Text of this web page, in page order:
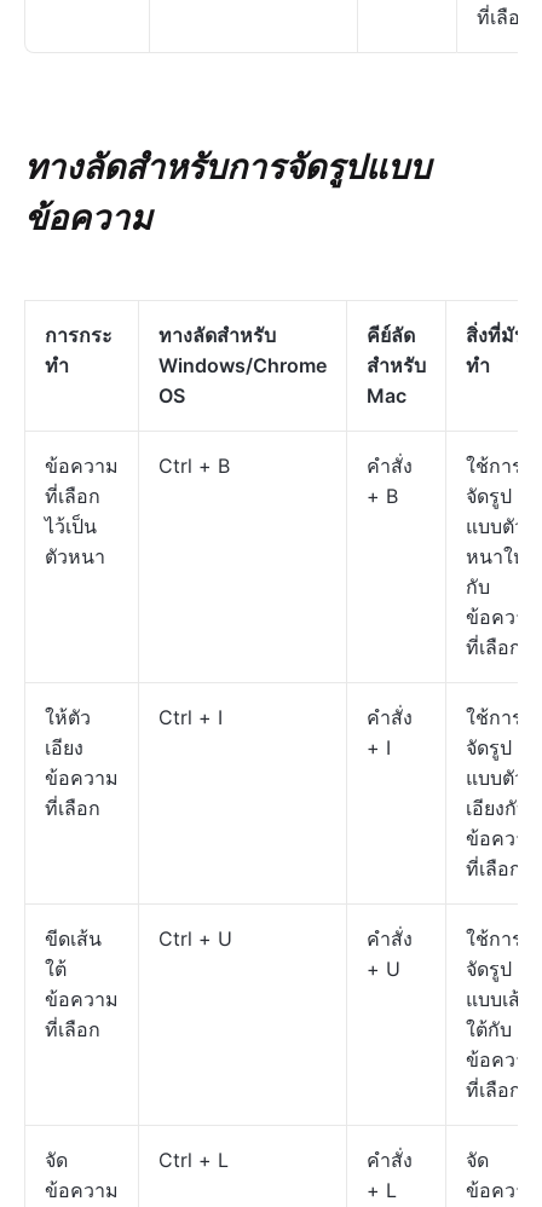
ที่เลือก
ทางลัดสำหรับการจัดรูปแบบ
ข้อความ
การกระ
ทำ
ทางลัดสำหรับ
Windows/Chrome
OS
คีย์ลัด
สำหรับ
Mac
สิ่งที่มัน
ทำ
ข้อความ
ที่เลือก
ไว้เป็น
ตัวหนา
Ctrl + B
คำสั่ง
+ B
ใช้การ
จัดรูป
แบบตัว
หนาให้
กับ
ข้อความ
ที่เลือก
ให้ตัว
เอียง
ข้อความ
ที่เลือก
Ctrl + I
คำสั่ง
+ I
ใช้การ
จัดรูป
แบบตัว
เอียงกับ
ข้อความ
ที่เลือก
ขีดเส้น
ใต้
ข้อความ
ที่เลือก
Ctrl + U
คำสั่ง
+ U
ใช้การ
จัดรูป
แบบเส้น
ใต้กับ
ข้อความ
ที่เลือก
จัด
ข้อความ
Ctrl + L
คำสั่ง
+ L
จัด
ข้อความ